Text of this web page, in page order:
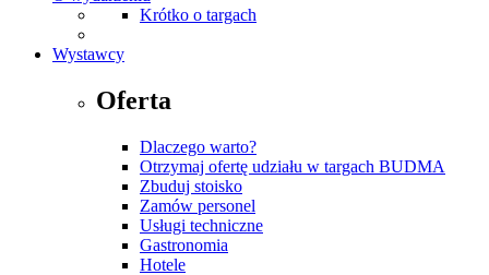
Krótko o targach
Wystawcy
Oferta
Dlaczego warto?
Otrzymaj ofertę udziału w targach BUDMA
Zbuduj stoisko
Zamów personel
Usługi techniczne
Gastronomia
Hotele